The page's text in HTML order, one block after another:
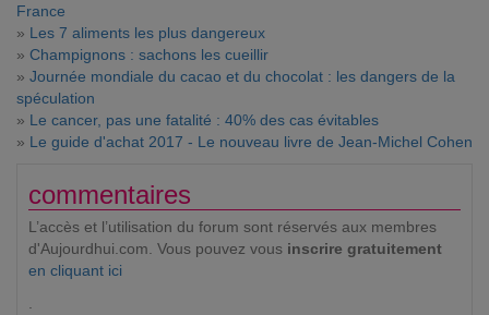
France
» Les 7 aliments les plus dangereux
» Champignons : sachons les cueillir
» Journée mondiale du cacao et du chocolat : les dangers de la
spéculation
» Le cancer, pas une fatalité : 40% des cas évitables
» Le guide d'achat 2017 - Le nouveau livre de Jean-Michel Cohen
commentaires
L’accès et l’utilisation du forum sont réservés aux membres
d'Aujourdhui.com. Vous pouvez vous inscrire gratuitement
en cliquant ici
.